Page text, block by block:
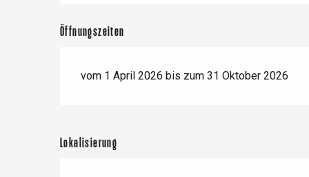
Öffnungszeiten
vom 1 April 2026 bis zum 31 Oktober 2026
Lokalisierung